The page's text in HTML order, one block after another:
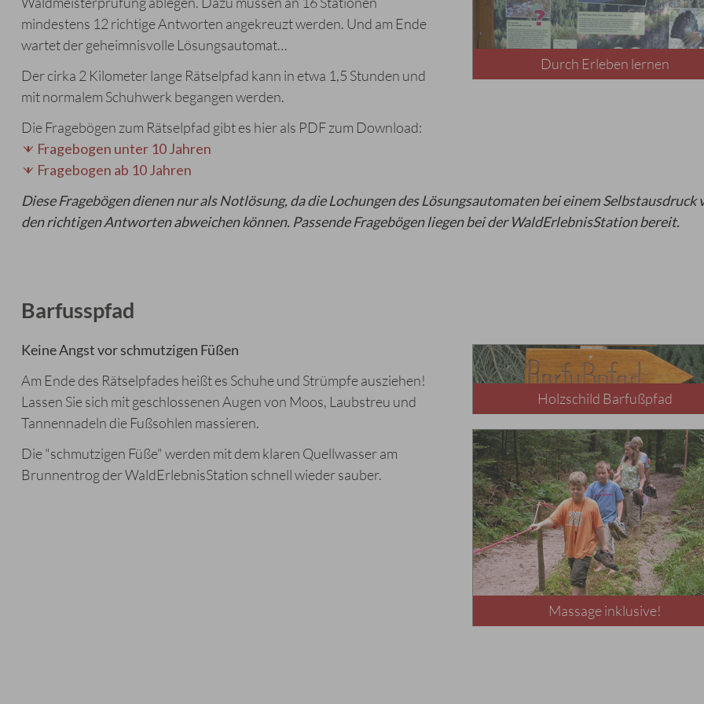
Durch Erleben lernen
mindestens 12 richtige Antworten angekreuzt werden. Und am Ende
wartet der geheimnisvolle Lösungsautomat…
Der cirka 2 Kilometer lange Rätselpfad kann in etwa 1,5 Stunden und
mit normalem Schuhwerk begangen werden.
Die Fragebögen zum Rätselpfad gibt es hier als PDF zum Download:
Fragebogen unter 10 Jahren
Fragebogen ab 10 Jahren
Diese Fragebögen dienen nur als Notlösung, da die Lochungen des Lösungsautomatenbei einem Selbstausdruck
den richtigen Antworten abweichen können. Passende Fragebögen liegen bei der WaldErlebnisStation bereit.
Barfusspfad
Holzschild Barfußpfad
Massage inklusive!
Keine Angst vor schmutzigen Füßen
Am Ende des Rätselpfades heißt es Schuhe und Strümpfe ausziehen!
Lassen Sie sich mit geschlossenen Augen von Moos, Laubstreu und
Tannennadeln die Fußsohlen massieren.
Die "schmutzigen Füße" werden mit dem klaren Quellwasser am
Brunnentrog der WaldErlebnisStation schnell wieder sauber.